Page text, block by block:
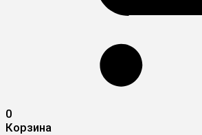
0
Корзина